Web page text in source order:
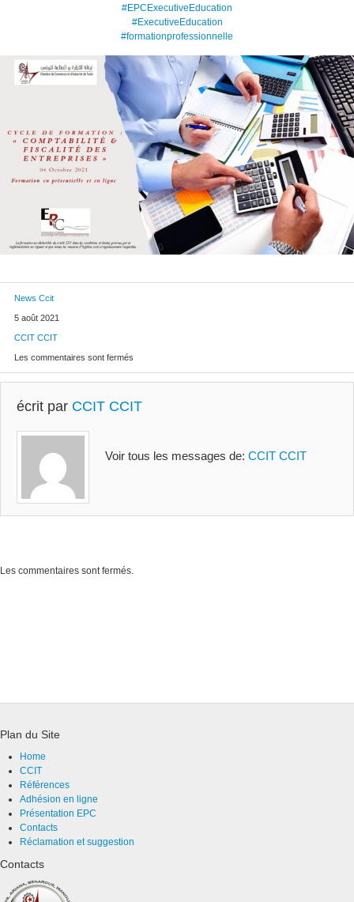
#EPCExecutiveEducation
#ExecutiveEducation
#formationprofessionnelle
News Ccit
5 août 2021
CCIT CCIT
Les commentaires sont fermés
écrit par CCIT CCIT
Voir tous les messages de: CCIT CCIT
Les commentaires sont fermés.
Plan du Site
Home
CCIT
Références
Adhésion en ligne
Présentation EPC
Contacts
Réclamation et suggestion
Contacts